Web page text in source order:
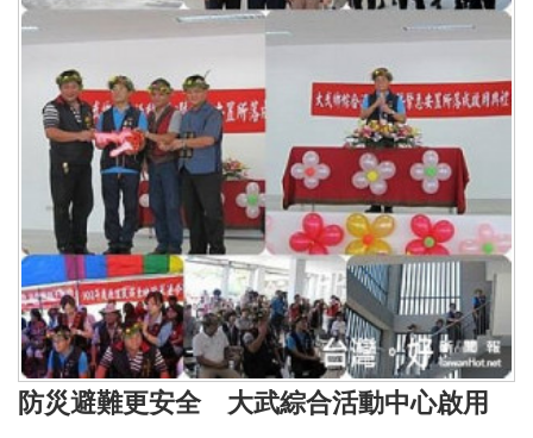
防災避難更安全 大武綜合活動中心啟用